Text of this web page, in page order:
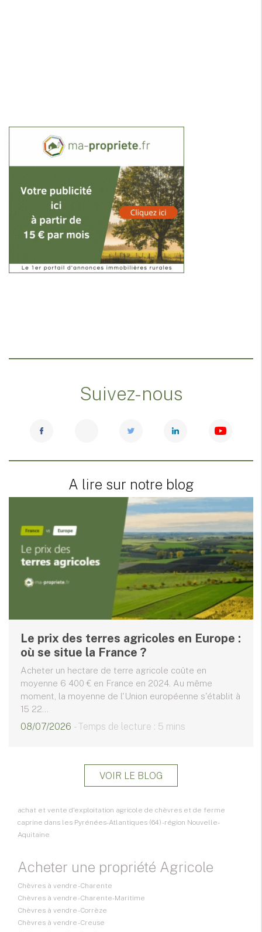
Suivez-nous
A lire sur notre blog
Le prix des terres agricoles en Europe :
où se situe la France ?
Acheter un hectare de terre agricole coûte en
moyenne 6 400 € en France en 2024. Au même
moment, la moyenne de l'Union européenne s'établit à
15 22...
08/07/2026 - Temps de lecture : 5 mins
VOIR LE BLOG
achat et vente d'exploitation agricole de chèvres et de ferme
caprine dans les Pyrénées-Atlantiques (64) - région Nouvelle-
Aquitaine
Acheter une propriété Agricole
Chèvres à vendre - Charente
Chèvres à vendre - Charente-Maritime
Chèvres à vendre - Corrèze
Chèvres à vendre - Creuse